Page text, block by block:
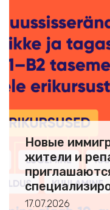
Новые
жители и
эстонского
17.07.2026